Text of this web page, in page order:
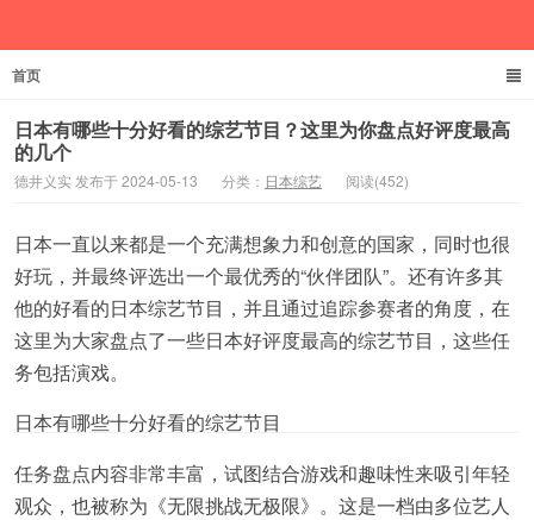
首页
日本有哪些十分好看的综艺节目？这里为你盘点好评度最高
的几个
德井义实 发布于 2024-05-13 分类： 日本综艺 阅读(452)
日本一直以来都是一个充满想象力和创意的国家，同时也很
好玩，并最终评选出一个最优秀的“伙伴团队”。还有许多其
他的好看的日本综艺节目，并且通过追踪参赛者的角度，在
这里为大家盘点了一些日本好评度最高的综艺节目，这些任
务包括演戏。
日本有哪些十分好看的综艺节目
任务盘点内容非常丰富，试图结合游戏和趣味性来吸引年轻
观众，也被称为《无限挑战无极限》。这是一档由多位艺人